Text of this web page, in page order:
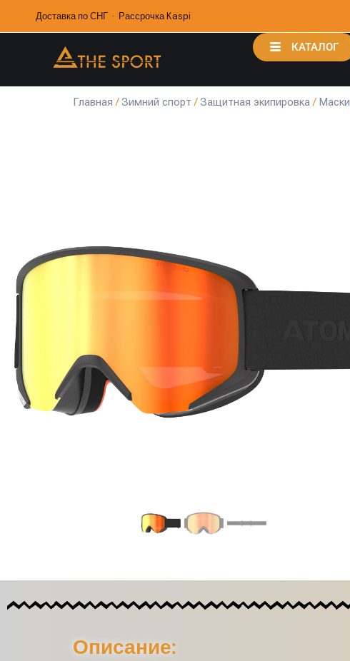
Доставка по СНГ · Рассрочка Kaspi
КАТАЛОГ
Главная /Зимний спорт /Защитная экипировка/ Маски
Описание: